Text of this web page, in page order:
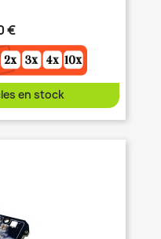
€
en stock